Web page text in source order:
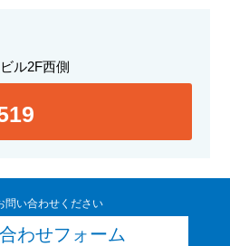
ル2F西側
問い合わせください
わせフォーム